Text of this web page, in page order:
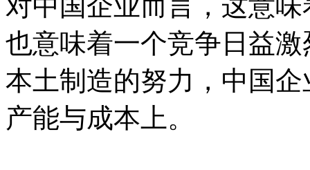
也意味着一个竞争日益
本土制造的努力，中国
产能与成本上。